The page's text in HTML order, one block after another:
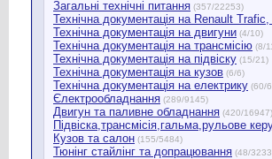
Загальні технічні питання (357/22253)
Технічна документація на Renault
Технічна документація на двигуни (4/10)
Технічна документація на трансмісію (8/
Технічна документація на підвіску (15/21)
Технічна документація на кузов (6/6)
Технічна документація на електрику (60/
Єлектрообладнання (289/9145)
Двигун та паливне обладнання (420/16947)
Підвіска,трансмісія,гальма,рульове
Кузов та салон (155/5484)
Тюнінг стайлінг та допрацювання (48/